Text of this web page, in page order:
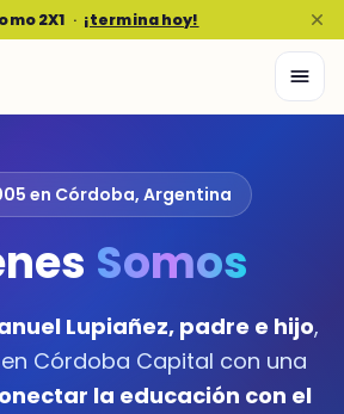
2X1 · ¡termina hoy!
en Córdoba, Argentina
Somos
Lupiañez, padre e hijo,
Córdoba Capital con una
la educación con el